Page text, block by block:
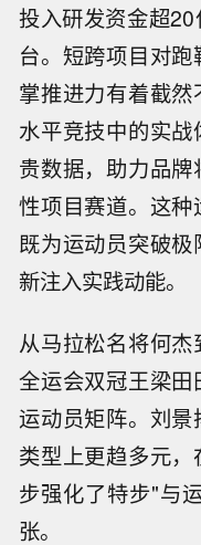
投入研发资金超
台。短跨项目对
掌推进力有着截
水平竞技中的实
贵数据，助力品
性项目赛道。这种
既为运动员突破
新注入实践动能。
从马拉松名将何
全运会双冠王梁
运动员矩阵。刘
类型上更趋多元
步强化了特步"与
张。